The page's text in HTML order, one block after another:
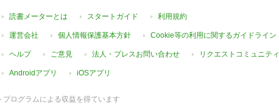
読書メーターとは スタートガイド 利用規約
運営会社 個人情報保護基本方針 Cookie等の利用に関するガイドライン
ヘルプ ご意見 法人・プレスお問い合わせ リクエストコミュニティ
Androidアプリ iOSアプリ
ログラムによる収益を得ています